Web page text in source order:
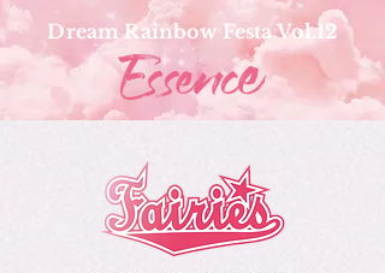
Dream Rainbow Festa Vol.12